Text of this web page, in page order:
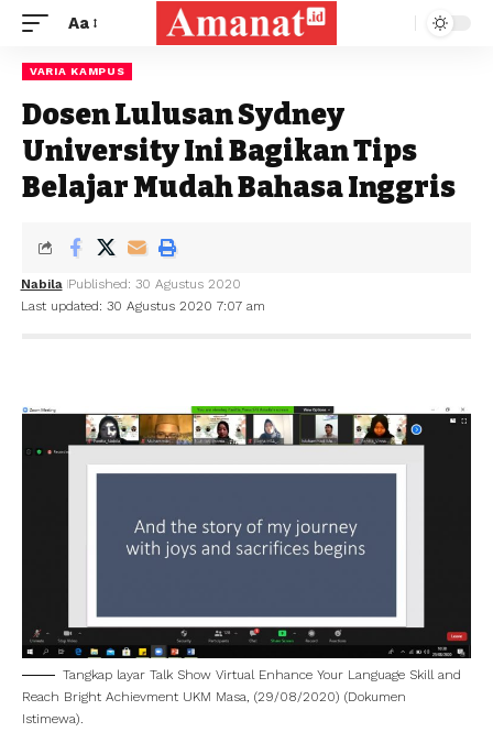
Aa
VARIA KAMPUS
Dosen Lulusan Sydney
University Ini Bagikan Tips
Belajar Mudah Bahasa Inggris
Last updated: 30 Agustus 2020 7:07 am
Nabila Published: 30 Agustus 2020
Tangkap layar Talk Show Virtual Enhance Your Language Skill and
Reach Bright Achievment UKM Masa, (29/08/2020) (Dokumen
Istimewa).